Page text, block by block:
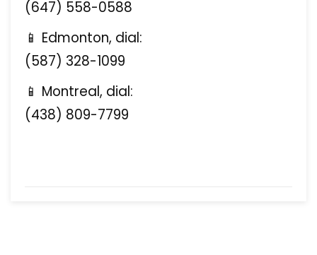
(647) 558-0588
📱 Edmonton, dial:
(587) 328-1099
📱 Montreal, dial:
(438) 809-7799